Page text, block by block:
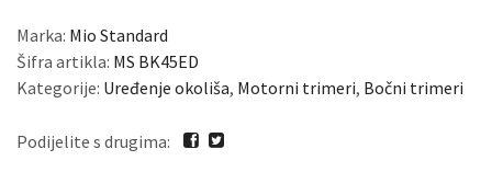
Marka: Mio Standard
Šifra artikla: MS BK45ED
Kategorije: Uređenje okoliša, Motorni trimeri, Bočni trimeri
Podijelite s drugima: